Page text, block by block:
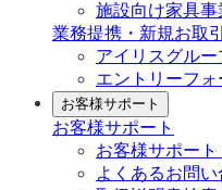
施設向け家具事
業務提携・新規お取
アイリスグルー
エントリーフォ
お客様サポート
お客様サポート
お客様サポー
よくあるお問